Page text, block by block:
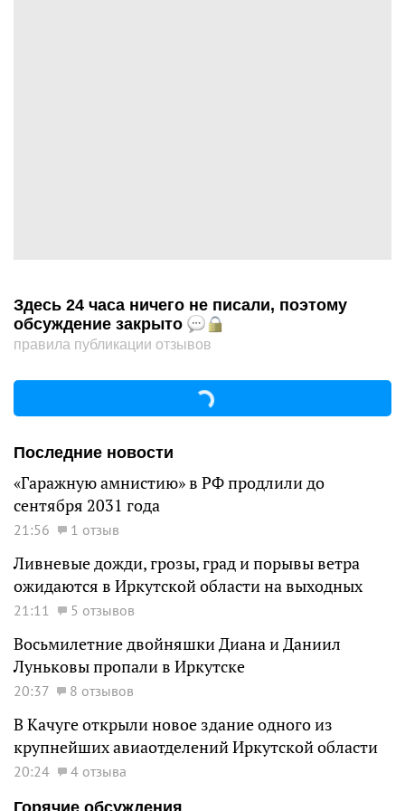
Здесь 24 часа ничего не писали, поэтому
обсуждение закрыто
правила публикации отзывов
Последние новости
«Гаражную амнистию» в РФ продлили до
сентября 2031 года
21:56 1 отзыв
Ливневые дожди, грозы, град и порывы ветра
ожидаются в Иркутской области на выходных
21:11 5 отзывов
Восьмилетние двойняшки Диана и Даниил
Луньковы пропали в Иркутске
20:37 8 отзывов
В Качуге открыли новое здание одного из
крупнейших авиаотделений Иркутской области
20:24
4 отзыва
Горячие обсуждения